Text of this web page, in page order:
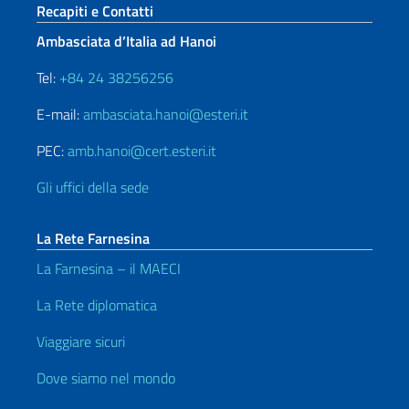
Sezione footer
Recapiti e Contatti
Ambasciata d’Italia ad Hanoi
Tel: +84 24 38256256
E-mail:ambasciata.hanoi@esteri.it
PEC:amb.hanoi@cert.esteri.it
Gli uffici della sede
La Rete Farnesina
La Farnesina – il MAECI
La Rete diplomatica
Viaggiare sicuri
Dove siamo nel mondo